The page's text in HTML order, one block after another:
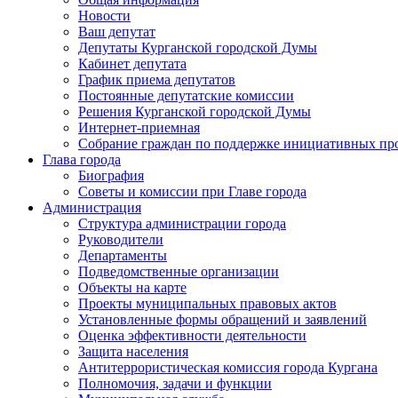
Новости
Ваш депутат
Депутаты Курганской городской Думы
Кабинет депутата
График приема депутатов
Постоянные депутатские комиссии
Решения Курганской городской Думы
Интернет-приемная
Собрание граждан по поддержке инициативных
Глава города
Биография
Советы и комиссии при Главе города
Администрация
Структура администрации города
Руководители
Департаменты
Подведомственные организации
Объекты на карте
Проекты муниципальных правовых актов
Установленные формы обращений и заявлений
Оценка эффективности деятельности
Защита населения
Антитеррористическая комиссия города Кургана
Полномочия, задачи и функции